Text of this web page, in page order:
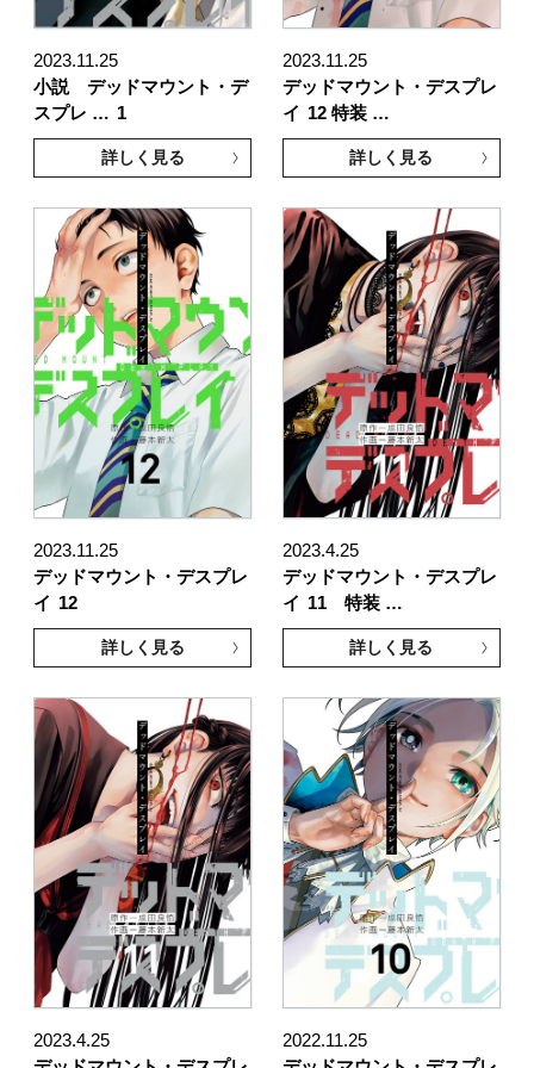
2023.11.25
小説 デッドマウント・デ
スプレ … 1
詳しく見る
2023.11.25
デッドマウント・デスプレ
イ 12 特装 …
詳しく見る
2023.11.25
デッドマウント・デスプレ
イ 12
詳しく見る
2023.4.25
デッドマウント・デスプレ
イ 11 特装 …
詳しく見る
2023.4.25
2022.11.25